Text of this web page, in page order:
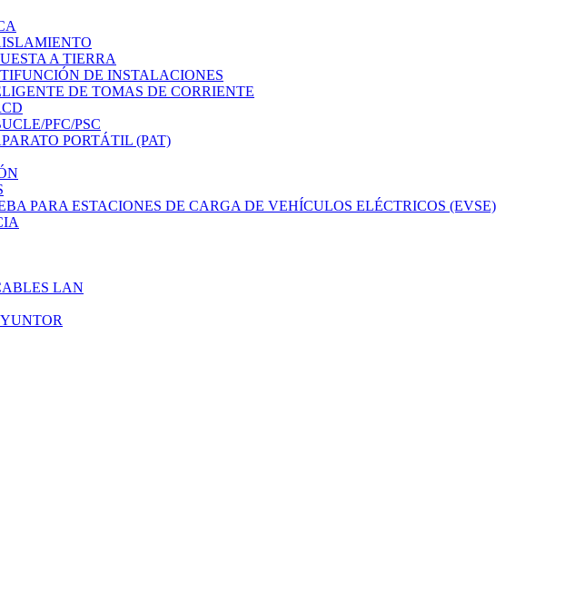
A TIERRA
DE INSTALACIONES
DE TOMAS DE CORRIENTE
PFC/PSC
PORTÁTIL (PAT)
PARA ESTACIONES DE CARGA DE VEHÍCULOS ELÉCTRICOS (EVSE)
LAN